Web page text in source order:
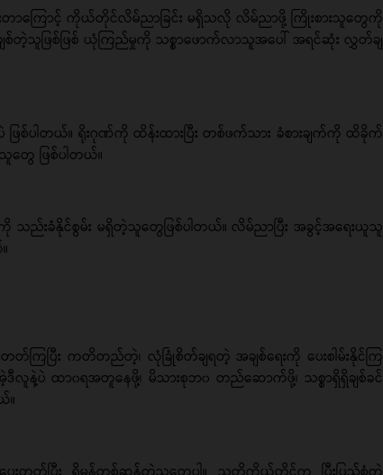
တာကြောင့် ကိုယ်တိုင်လိမ်ညာခြင်း မရှိသလို လိမ်ညာဖို့ ကြိုးစားသူတွေကို
တဲ့သူဖြစ်ဖြစ် ယုံကြည်မှုကို သစ္စာဖောက်လာသူအပေါ် အရင်ဆုံး လွှတ်ချ
ဖြစ်ပါတယ်။ ရိုးဂုဏ်ကို ထိန်းထားပြီး တစ်ဖက်သား ခံစားချက်ကို ထိခိုက်
တွေ ဖြစ်ပါတယ်။
ခံနိုင်စွမ်း မရှိတဲ့သူတွေဖြစ်ပါတယ်။ လိမ်ညာပြီး အခွင့်အရေးယူသူ
ကြပြီး ကတိတည်တဲ့၊ လုံခြုံစိတ်ချရတဲ့ အချစ်ရေးကို ပေးစါမ်းနိုင်ကြ
နဲ့ပဲ ထာ၀ရအတူနေဖို့၊ မိသားစုဘ၀ တည်ဆောက်ဖို့၊ သစ္စာရှိရှိချစ်ခင်
။
ေးတတ်ပြီး ရိုမန်တစ်ဆန်တဲ့သူတွေပါ။ သူတို့ကိုယ်တိုင်က ပြီးပြည့်စုံတဲ့